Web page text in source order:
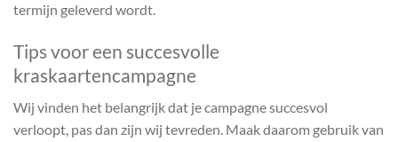
termijn geleverd wordt.
Tips voor een succesvolle
kraskaartencampagne
Wij vinden het belangrijk dat je campagne succesvol
verloopt, pas dan zijn wij tevreden. Maak daarom gebruik van